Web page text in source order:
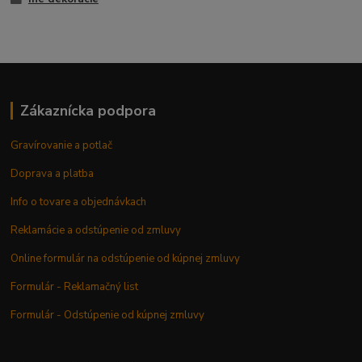
Zákaznícka podpora
Gravírovanie a potlač
Doprava a platba
Info o tovare a objednávkach
Reklamácie a odstúpenie od zmluvy
Online formulár na odstúpenie od kúpnej zmluvy
Formulár - Reklamačný list
Formulár - Odstúpenie od kúpnej zmluvy